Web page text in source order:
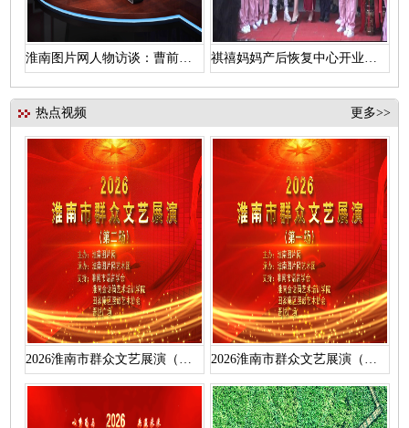
淮南图片网人物访谈：曹前辉访汪维浩 祺禧妈妈产后恢复中心开业盛典
热点视频 更多>>
2026淮南市群众文艺展演（第二场）活动视频 2026淮南市群众文艺展演（第一场）活动视频